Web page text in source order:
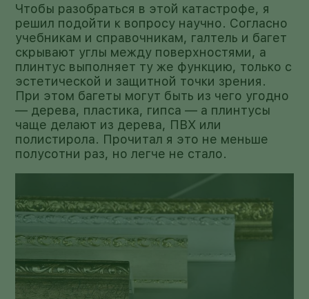
Чтобы разобраться в этой катастрофе, я
решил подойти к вопросу научно. Согласно
учебникам и справочникам, галтель и багет
скрывают углы между поверхностями, а
плинтус выполняет ту же функцию, только с
эстетической и защитной точки зрения.
При этом багеты могут быть из чего угодно
— дерева, пластика, гипса — а плинтусы
чаще делают из дерева, ПВХ или
полистирола. Прочитал я это не меньше
полусотни раз, но легче не стало.